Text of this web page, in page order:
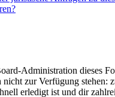
Administration dieses
zur Verfügung
erledigt ist und dir